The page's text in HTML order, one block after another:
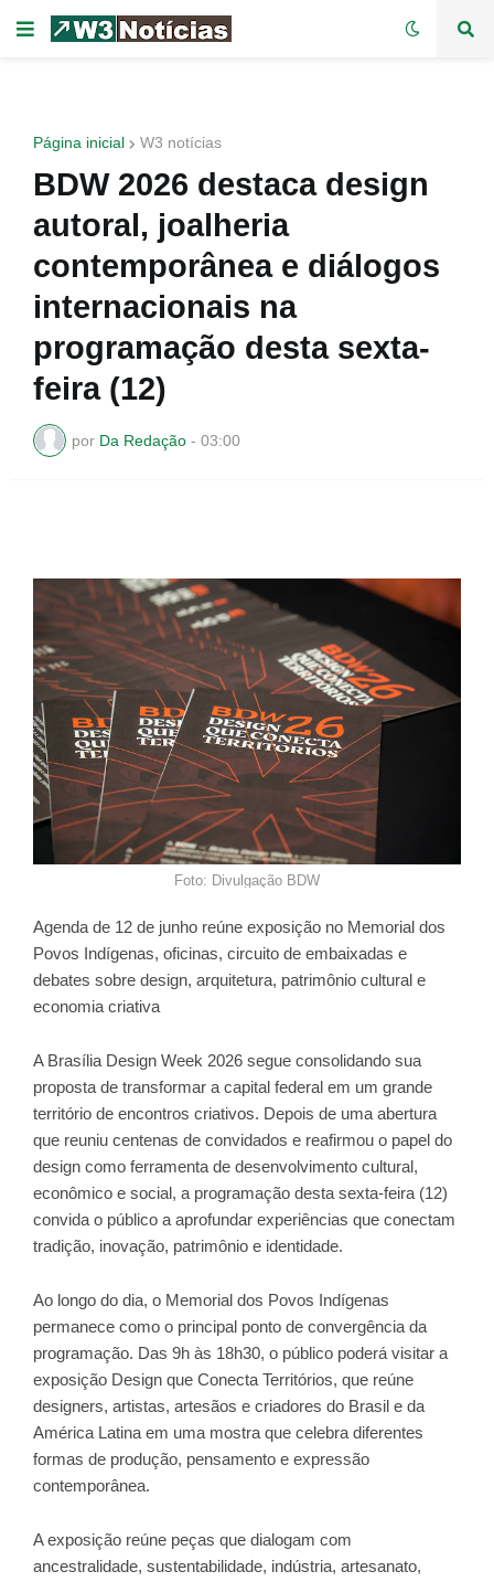
Página inicial W3 notícias
BDW 2026 destaca design
autoral, joalheria
contemporânea e diálogos
internacionais na
programação desta sexta-
feira (12)
por Da Redação - 03:00
Foto: Divulgação BDW
Agenda de 12 de junho reúne exposição no Memorial dos
Povos Indígenas, oficinas, circuito de embaixadas e
debates sobre design, arquitetura, patrimônio cultural e
economia criativa
A Brasília Design Week 2026 segue consolidando sua
proposta de transformar a capital federal em um grande
território de encontros criativos. Depois de uma abertura
que reuniu centenas de convidados e reafirmou o papel do
design como ferramenta de desenvolvimento cultural,
econômico e social, a programação desta sexta-feira (12)
convida o público a aprofundar experiências que conectam
tradição, inovação, patrimônio e identidade.
Ao longo do dia, o Memorial dos Povos Indígenas
permanece como o principal ponto de convergência da
programação. Das 9h às 18h30, o público poderá visitar a
exposição Design que Conecta Territórios, que reúne
designers, artistas, artesãos e criadores do Brasil e da
América Latina em uma mostra que celebra diferentes
formas de produção, pensamento e expressão
contemporânea.
A exposição reúne peças que dialogam com
ancestralidade, sustentabilidade, indústria, artesanato,